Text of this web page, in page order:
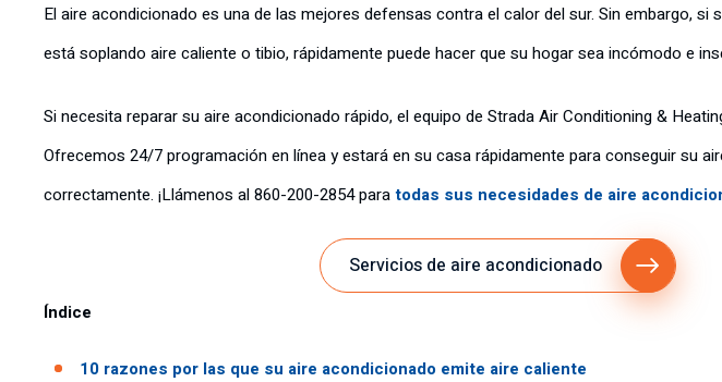
El aire acondicionado es una de las mejores defensas contra el calor del sur. Sin embargo, si
está soplando aire caliente o tibio, rápidamente puede hacer que su hogar sea incómodo e
Si necesita reparar su aire acondicionado rápido, el equipo de Strada Air Conditioning &
Ofrecemos 24/7 programación en línea y estará en su casa rápidamente para conseguir su
correctamente. ¡Llámenos al 860-200-2854 paratodas sus necesidades de aire
Servicios de aire acondicionado
Índice
10 razones por las que su aire acondicionado emite aire caliente